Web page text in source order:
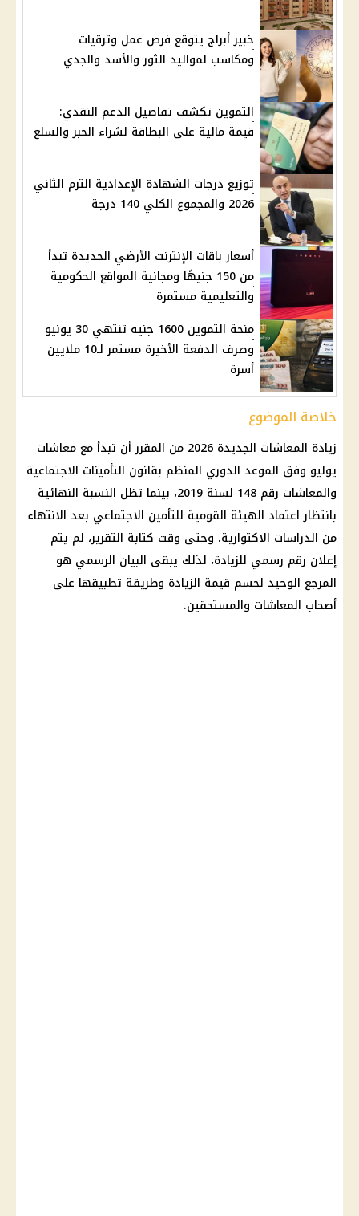
خبير أبراج يتوقع فرص عمل وترقيات
ومكاسب لمواليد الثور والأسد والجدي
التموين تكشف تفاصيل الدعم النقدي:
قيمة مالية على البطاقة لشراء الخبز والسلع
توزيع درجات الشهادة الإعدادية الترم الثاني
2026 والمجموع الكلي 140 درجة
أسعار باقات الإنترنت الأرضي الجديدة تبدأ
من 150 جنيهًا ومجانية المواقع الحكومية
والتعليمية مستمرة
منحة التموين 1600 جنيه تنتهي 30 يونيو
وصرف الدفعة الأخيرة مستمر لـ10 ملايين
أسرة
خلاصة الموضوع
زيادة المعاشات الجديدة 2026 من المقرر أن تبدأ معمعاشات
يوليو وفق الموعد الدوري المنظم بقانون التأمينات الاجتماعية
والمعاشات رقم 148 لسنة 2019، بينما تظل النسبة النهائية
بانتظار اعتماد الهيئة القومية للتأمين الاجتماعي بعد الانتهاء
من الدراسات الاكتوارية. وحتى وقت كتابة التقرير، لم يتم
إعلان رقم رسمي للزيادة، لذلك يبقى البيان الرسمي هو
المرجع الوحيد لحسم قيمة الزيادة وطريقة تطبيقها على
أصحاب المعاشات والمستحقين.